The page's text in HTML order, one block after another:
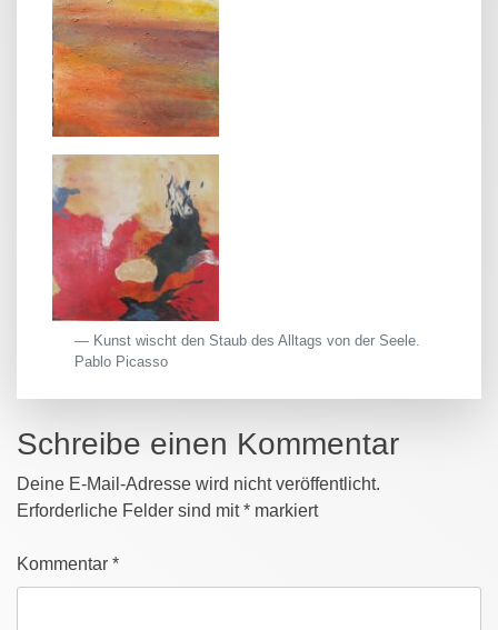
Kunst wischt den Staub des Alltags von der Seele.
Pablo Picasso
Schreibe einen Kommentar
Deine E-Mail-Adresse wird nicht veröffentlicht.
Erforderliche Felder sind mit* markiert
Kommentar *